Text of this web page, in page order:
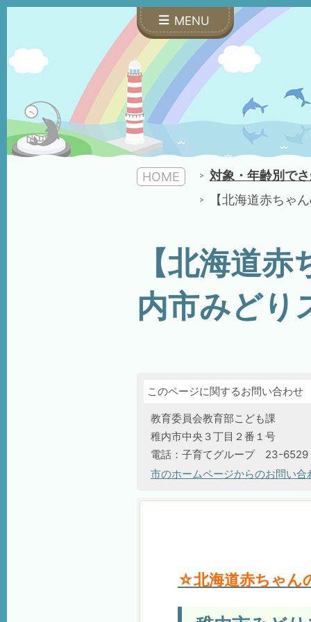
MENU
HOME
対象・年齢別で
【北海道赤ちゃ
【北海道
内市みどり
このページに関するお問い合わせ
教育委員会教育部こども課
稚内市中央３丁目２番１号
電話：子育てグループ 23-6529
市のホームページからのお問い合
☆北海道赤ちゃん